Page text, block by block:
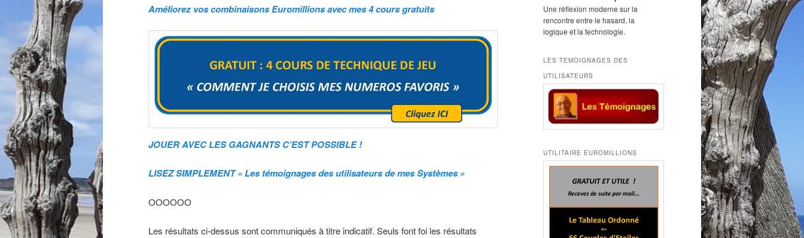
Améliorez vos combinaisons Euromillions avec mes 4 cours gratuits
JOUER AVEC LES GAGNANTS C’EST POSSIBLE !
LISEZ SIMPLEMENT « Les témoignages des utilisateurs de mes Systèmes »
OOOOOO
Les résultats ci-dessus sont communiqués à titre indicatif. Seuls font foi les résultats
Une réflexion moderne sur la
rencontre entre le hasard, la
logique et la technologie.
LES TEMOIGNAGES DES
UTILISATEURS
UTILITAIRE EUROMILLIONS